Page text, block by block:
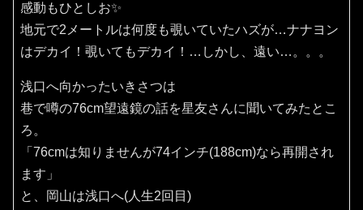
感動もひとしお✨️
地元で2メートルは何度も覗いていたハズが…ナナヨン
はデカイ！覗いてもデカイ！…しかし、遠い…。。。
浅口へ向かったいきさつは
巷で噂の76cm望遠鏡の話を星友さんに聞いてみたとこ
ろ。
「76cmは知りませんが74インチ(188cm)なら再開され
ます」
と、岡山は浅口へ(人生2回目)